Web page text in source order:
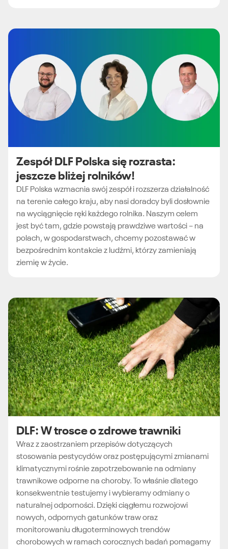
Zespół DLF Polska się rozrasta:
jeszcze bliżej rolników!
DLF Polska wzmacnia swój zespół i rozszerza działalność
na terenie całego kraju, aby nasi doradcy byli dosłownie
na wyciągnięcie ręki każdego rolnika. Naszym celem
jest być tam, gdzie powstają prawdziwe wartości – na
polach, w gospodarstwach, chcemy pozostawać w
bezpośrednim kontakcie z ludźmi, którzy zamieniają
ziemię w życie.
DLF: W trosce o zdrowe trawniki
Wraz z zaostrzaniem przepisów dotyczących
stosowania pestycydów oraz postępującymi zmianami
klimatycznymi rośnie zapotrzebowanie na odmiany
trawnikowe odporne na choroby. To właśnie dlatego
konsekwentnie testujemy i wybieramy odmiany o
naturalnej odporności. Dzięki ciągłemu rozwojowi
nowych, odpornych gatunków traw oraz
monitorowaniu długoterminowych trendów
chorobowych w ramach corocznych badań pomagamy